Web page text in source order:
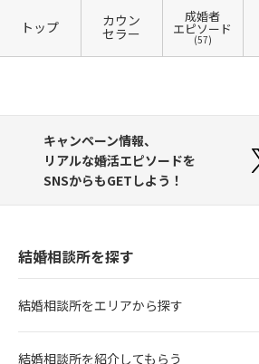
トップ カウン
セラー
成婚者
エピソード
(57)
キャンペーン情報、
リアルな婚活エピソードを
SNSからもGETしよう！
結婚相談所を探す
結婚相談所をエリアから探す
結婚相談所を紹介してもらう